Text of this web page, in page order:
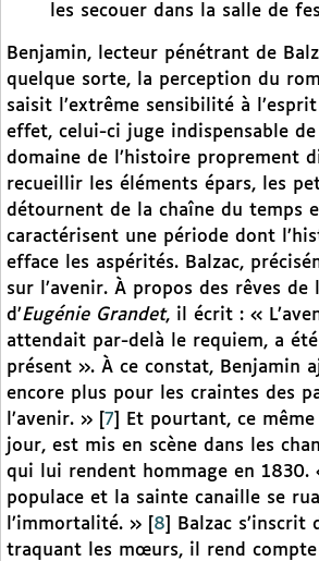
les secouer dans la salle de
Benjamin, lecteur pénétrant de
quelque sorte, la perception du
saisit l’extrême sensibilité à
effet, celui-ci juge indispensable
domaine de l’histoire proprement
recueillir les éléments épars, les
détournent de la chaîne du temps
caractérisent une période dont
efface les aspérités. Balzac,
sur l’avenir. À propos des rêves de
d’Eugénie Grandet, il écrit : «
attendait par-delà le requiem, a
présent ». À ce constat, Benjamin
encore plus pour les craintes des
l’avenir. »
7
Et pourtant, ce même
jour, est mis en scène dans les
qui lui rendent hommage en 1830.
populace et la sainte canaille se
l’immortalité. »
8
Balzac s’inscrit
traquant les mœurs, il rend compte